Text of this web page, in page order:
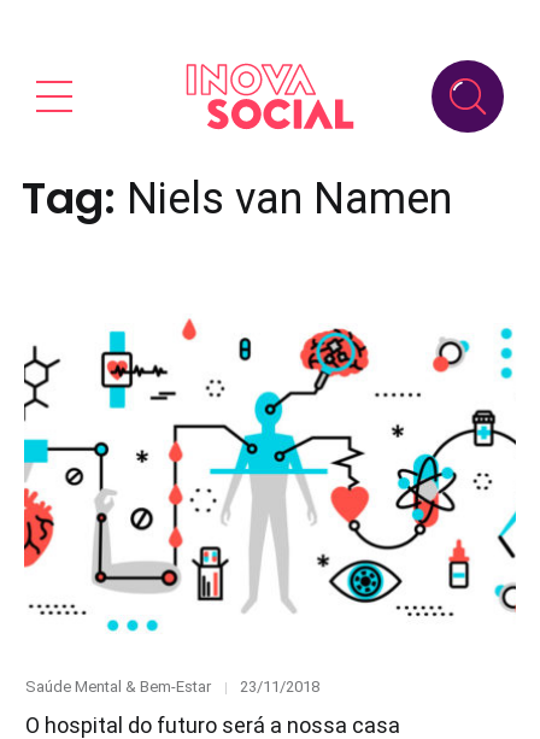
Tag: Niels van Namen
Category
Saúde Mental & Bem-Estar
Posted
23/11/2018
O hospital do futuro será a nossa casa